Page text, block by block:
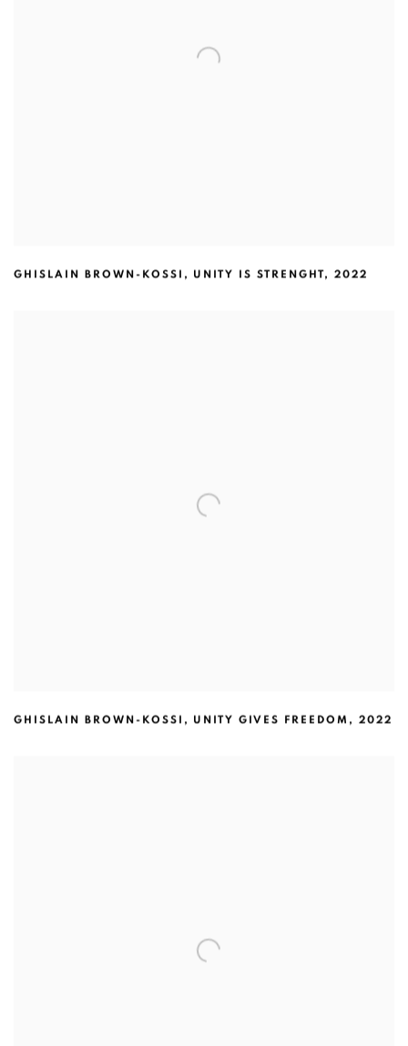
GHISLAIN BROWN-KOSSI , UNITY IS STRENGHT,2022
GHISLAIN BROWN-KOSSI , UNITY GIVES FREEDOM , 2022